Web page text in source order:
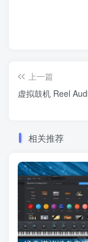
上一篇
虚拟鼓机 Reel
相关推荐